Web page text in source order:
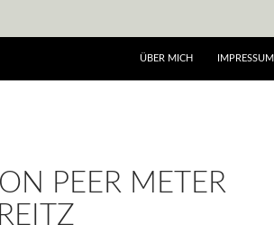
ÜBER MICH IMPRESSUM
PEER METER